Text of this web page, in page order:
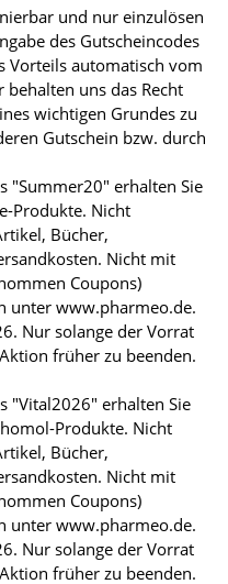
und nur einzulösen
des Gutscheincodes
Vorteils automatisch vom
behalten uns das Recht
wichtigen Grundes zu
Gutschein bzw. durch
"Summer20" erhalten Sie
Produkte. Nicht
Bücher,
Nicht mit
Coupons)
unter www.pharmeo.de.
Nur solange der Vorrat
früher zu beenden.
"Vital2026" erhalten Sie
Produkte. Nicht
Bücher,
Nicht mit
Coupons)
unter www.pharmeo.de.
Nur solange der Vorrat
früher zu beenden.